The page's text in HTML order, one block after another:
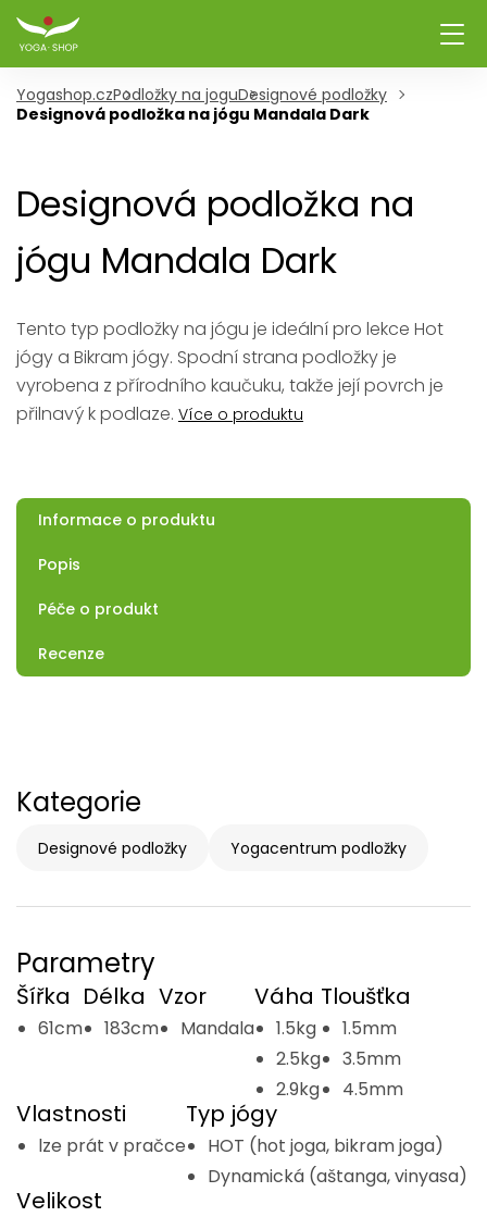
Yogashop.czPodložky na joguDesignové podložky
Designová podložka na jógu Mandala Dark
Designová podložka na
jógu Mandala Dark
Tento typ podložky na jógu je ideální pro lekce Hot
jógy a Bikram jógy. Spodní strana podložky je
vyrobena z přírodního kaučuku, takže její povrch je
přilnavý k podlaze. Více o produktu
Informace o produktu
Popis
Péče o produkt
Recenze
Kategorie
Designové podložky Yogacentrum podložky
Parametry
Šířka
61cm
Délka
183cm
Vzor
Mandala
Váha
1.5kg
2.5kg
2.9kg
Tloušťka
1.5mm
3.5mm
4.5mm
Vlastnosti
lze prát v pračce
Typ jógy
HOT (hot joga, bikram joga)
Dynamická (aštanga, vinyasa)
Velikost